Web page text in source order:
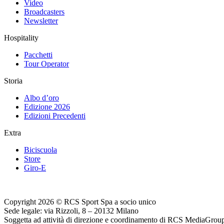
Video
Broadcasters
Newsletter
Hospitality
Pacchetti
Tour Operator
Storia
Albo d’oro
Edizione 2026
Edizioni Precedenti
Extra
Biciscuola
Store
Giro-E
Copyright 2026 © RCS Sport Spa a socio unico
Sede legale: via Rizzoli, 8 – 20132 Milano
Soggetta ad attività di direzione e coordinamento di RCS